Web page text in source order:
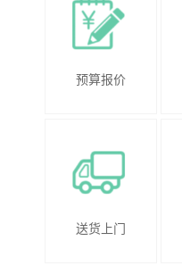
预算报价
送货上门